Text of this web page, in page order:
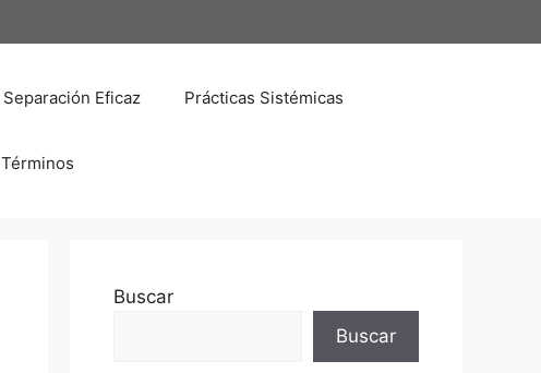
Separación Eficaz Prácticas Sistémicas
Términos
Buscar
Buscar